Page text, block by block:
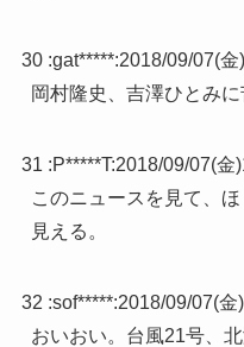
30 :gat*****:2018/09/07(金
岡村隆史、吉澤ひとみ
31 :P*****T:2018/09/07(金
このニュースを見て、
見える。
32 :sof*****:2018/09/07(金
おいおい。台風21号、